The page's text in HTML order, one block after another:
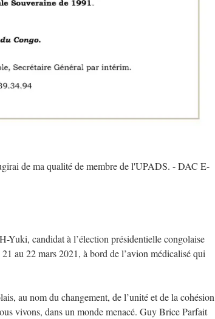
Yuki, candidat à l’élection présidentielle congolaise
au 22 mars 2021, à bord de l’avion médicalisé qui
au nom du changement, de l’unité et de la cohésion
vivons, dans un monde menacé. Guy Brice Parfait